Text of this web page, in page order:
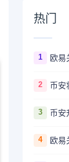
热门
1
2
3
4 欧易